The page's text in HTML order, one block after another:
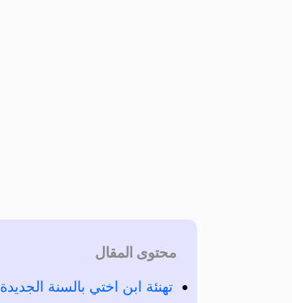
محتوى المقال
تهنئة ابن اختي بالسنة الجديدة